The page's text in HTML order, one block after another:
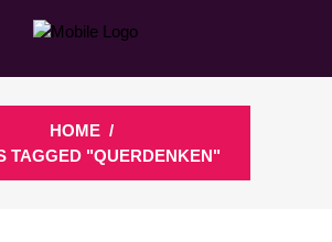
HOME /
TAGGED "QUERDENKEN"